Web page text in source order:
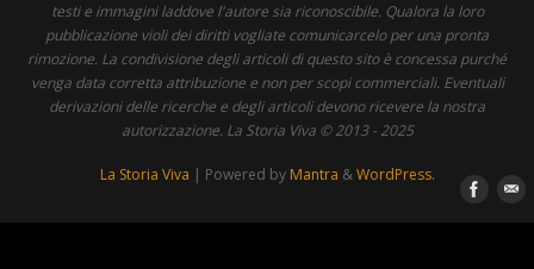
testi e immagini laddove l'autore sia riconoscibile. Qualora la loro
pubblicazione violi dei diritti vogliate comunicarcelo per una pronta
rimozione. La condivisione degli articoli di questo sito è concessa purché
venga data corretta attribuzione e non per scopi commerciali. Eventuali
derivazioni delle ricerche e degli articoli devono ricevere la nostra
autorizzazione. La Storia Viva © 2013 - 2025
La Storia Viva | Powered by Mantra &WordPress.